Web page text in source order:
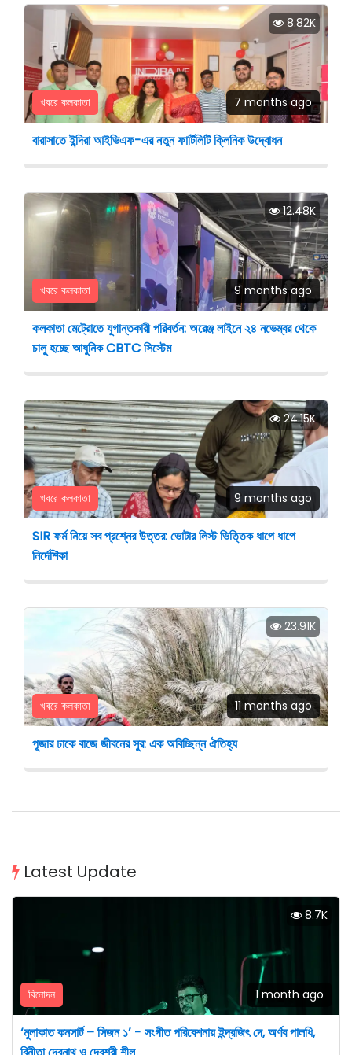
8.82K
খবরে কলকাতা 7 months ago
বারাসাতে ইন্দিরা আইভিএফ-এর নতুন ফার্টিলিটি ক্লিনিক উদ্বোধন
12.48K
খবরে কলকাতা 9 months ago
কলকাতা মেট্রোতে যুগান্তকারী পরিবর্তন: অরেঞ্জ লাইনে ২৪ নভেম্বর থেকে
চালু হচ্ছে আধুনিক CBTC সিস্টেম
24.15K
খবরে কলকাতা 9 months ago
SIR ফর্ম নিয়ে সব প্রশ্নের উত্তর: ভোটার লিস্ট ভিত্তিক ধাপে ধাপে
নির্দেশিকা
23.91K
খবরে কলকাতা 11 months ago
পূজার ঢাকে বাজে জীবনের সুর: এক অবিচ্ছিন্ন ঐতিহ্য
Latest Update
8.7K
বিনোদন 1 month ago
‘মুলাকাত কনসার্ট – সিজন ১’ - সংগীত পরিবেশনায় ইন্দ্রজিৎ দে, অর্ণব পালধি,